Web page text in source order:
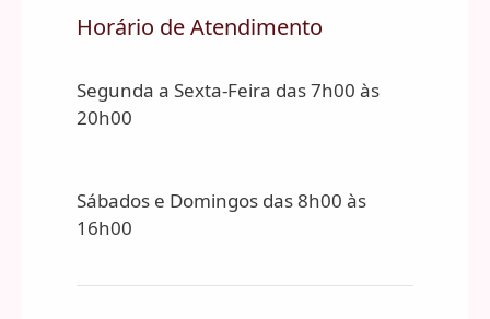
Horário de Atendimento
Segunda a Sexta-Feira das 7h00 às
20h00
Sábados e Domingos das 8h00 às
16h00